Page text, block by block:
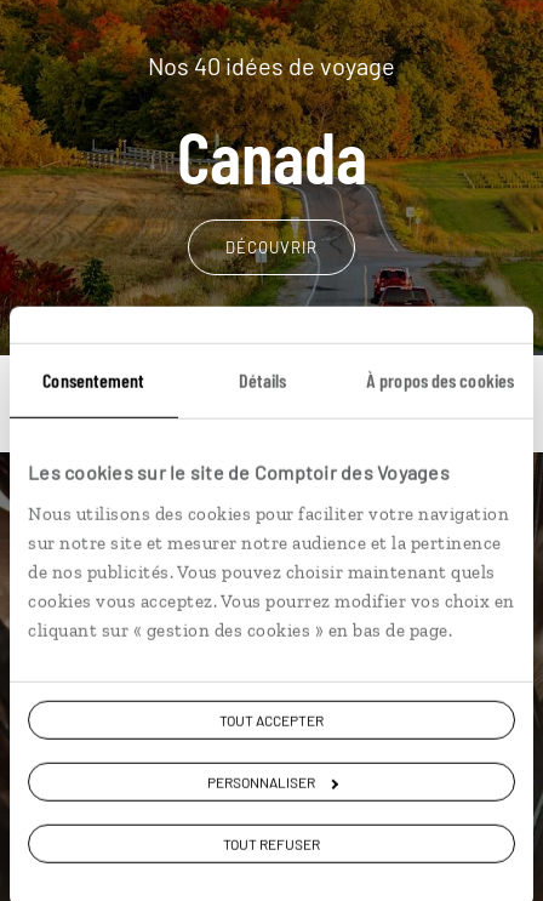
Consentement Détails À propos des cookies
Les cookies sur le site de Comptoir des Voyages
Nous utilisons des cookies pour faciliter votre navigation
sur notre site et mesurer notre audience et la pertinence
de nos publicités. Vous pouvez choisir maintenant quels
cookies vous acceptez. Vous pourrez modifier vos choix en
cliquant sur « gestion des cookies » en bas de page.
TOUT ACCEPTER
PERSONNALISER
TOUT REFUSER
Nos 40 idées de voyage
Canada
DÉCOUVRIR
Une envie de voyage
particulière ?
Amérindiens Baleine au Canada
Colombie Britannique Alberta
Baleine
Détroit de Johnstone Baleine